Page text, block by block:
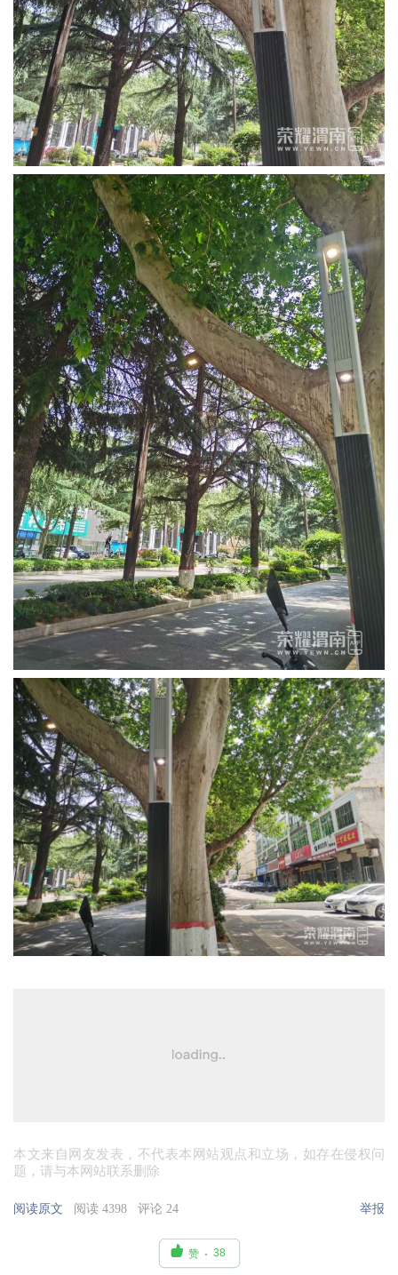
本文来自网友发表，不代表本网站观点和立场，如存在侵权问
题，请与本网站联系删除
阅读原文 阅读 4398 评论 24 举报
 赞 38